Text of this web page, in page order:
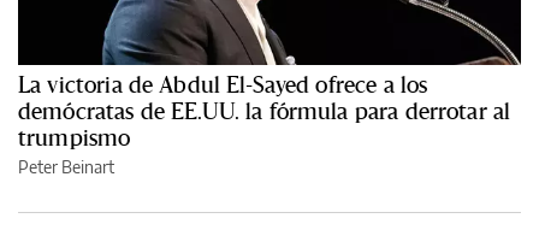
La victoria de Abdul El-Sayed ofrece a los
demócratas de EE.UU. la fórmula para derrotar al
trumpismo
Peter Beinart